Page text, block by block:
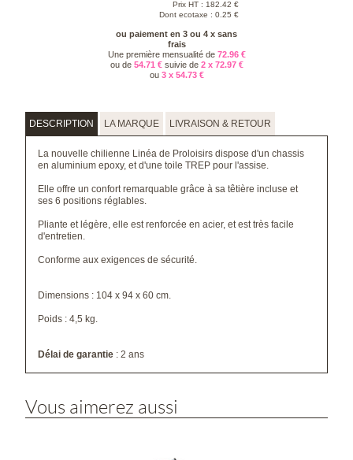
Prix HT : 182.42 €
Dont ecotaxe : 0.25 €
ou paiement en 3 ou 4 x sans
frais
Une première mensualité de 72.96 €
ou de 54.71 €suivie de 2 x 72.97 €
ou 3 x 54.73 €
DESCRIPTION LA MARQUE LIVRAISON & RETOUR
La nouvelle chilienne Linéa de Proloisirs dispose d'un chassis
en aluminium epoxy, et d'une toile TREP pour l'assise.
Elle offre un confort remarquable grâce à sa têtière incluse et
ses 6 positions réglables.
Pliante et légère, elle est renforcée en acier, et est très facile
d'entretien.
Conforme aux exigences de sécurité.
Dimensions : 104 x 94 x 60 cm.
Poids : 4,5 kg.
Délai de garantie : 2 ans
Vous aimerez aussi